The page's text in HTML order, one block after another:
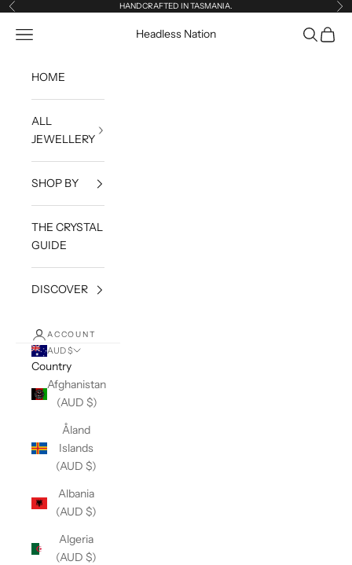
Skip to content
Previous HANDCRAFTED IN TASMANIA.
Headless Nation
Open navigation menu OpenOpen
HOME
ALL
JEWELLERY
SHOP BY
THE CRYSTAL
GUIDE
DISCOVER
ACCOUNT
AUD $
Country
Afghanistan
(AUD $)
Åland
Islands
(AUD $)
Albania
(AUD $)
Algeria
(AUD $)